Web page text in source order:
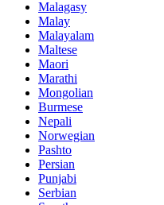
Malagasy
Malay
Malayalam
Maltese
Maori
Marathi
Mongolian
Burmese
Nepali
Norwegian
Pashto
Persian
Punjabi
Serbian